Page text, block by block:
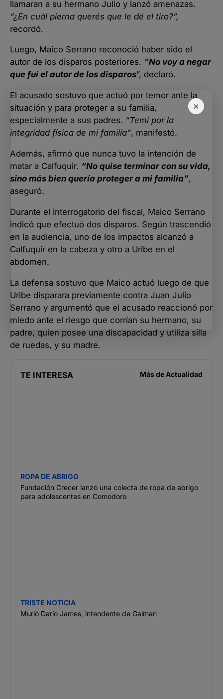
×
llamaran a su hermano Julio y lanzó amenazas.
“¿En cuál pierna querés que le dé el tiro?”,
recordó.
Luego, Maico Serrano reconoció haber sido el
autor de los disparos posteriores. “No voy a negar
que fui el autor de los disparos”, declaró.
El acusado sostuvo que actuó por temor ante la
situación y para proteger a su familia,
especialmente a sus padres. “Temí por la
integridad física de mi familia”, manifestó.
Además, afirmó que nunca tuvo la intención de
matar a Calfuquir. “No quise terminar con su vida,
sino más bien quería proteger a mi familia”,
aseguró.
Durante el interrogatorio del fiscal, Maico Serrano
indicó que efectuó dos disparos. Según trascendió
en la audiencia, uno de los impactos alcanzó a
Calfuquir en la cabeza y otro a Uribe en el
abdomen.
La defensa sostuvo que Maico actuó luego de que
Uribe disparara previamente contra Juan Julio
Serrano y argumentó que el acusado reaccionó por
miedo ante el riesgo que corrían su hermano, su
padre, quien posee una discapacidad y utiliza silla
de ruedas, y su madre.
TE INTERESA Más de Actualidad
ROPA DE ABRIGO
Fundación Crecer lanzó una colecta de ropa de abrigo
para adolescentes en Comodoro
TRISTE NOTICIA
Murió Darío James, intendente de Gaiman